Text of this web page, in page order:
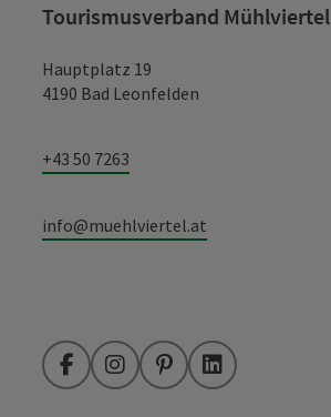
Tourismusverband Mühlviertel
Hauptplatz 19
4190 Bad Leonfelden
+43 50 7263
info@muehlviertel.at
FacebookInstagramPinterestLinkedIn